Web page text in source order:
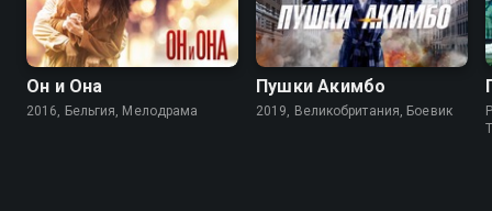
Он и Она
2016, Бельгия, Мелодрама
Пушки Акимбо
2019, Великобритания, Боевик